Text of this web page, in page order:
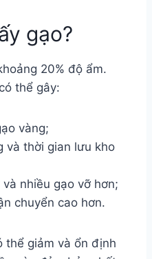
gạo?
20% độ ẩm.
thể gây:
vàng;
và thời gian lưu kho
nhiều gạo vỡ hơn;
chuyển cao hơn.
thể giảm và ổn định